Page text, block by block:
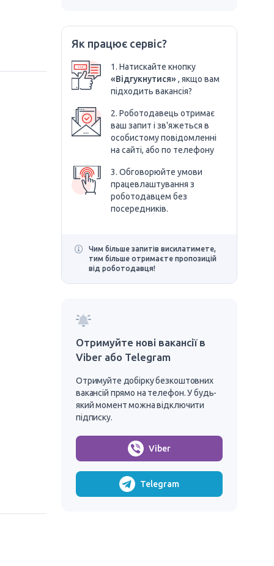
Як працює сервіс?
1. Натискайте кнопку
«Відгукнутися», якщо вам
підходить вакансія?
2. Роботодавець отримає
ваш запит і зв'яжеться в
особистому повідомленні
на сайті, або по телефону
3. Обговорюйте умови
працевлаштування з
роботодавцем без
посередників.
Чим більше запитів висилатимете,
тим більше отримаєте пропозицій
від роботодавця!
Отримуйте нові вакансії в
Viber або Telegram
Отримуйте добірку безкоштовних
вакансій прямо на телефон. У будь-
який момент можна відключити
підписку.
Viber
Telegram